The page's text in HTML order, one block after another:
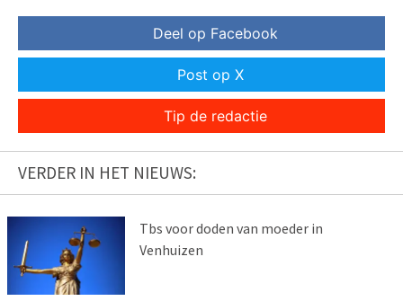
Deel op Facebook
Post op X
Tip de redactie
VERDER IN HET NIEUWS:
Tbs voor doden van moeder in
Venhuizen